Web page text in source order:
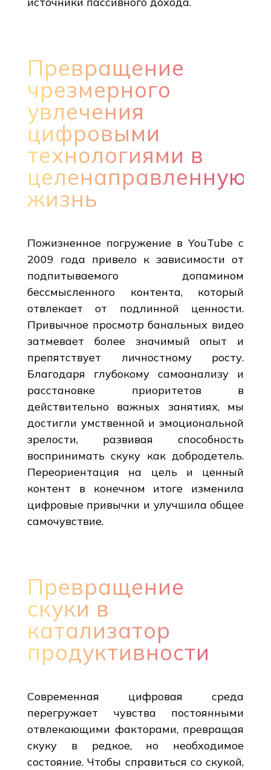
Превращение
чрезмерного
увлечения
цифровыми
технологиями в
целенаправленную
жизнь
Пожизненное погружение в YouTube с
2009 года привело к зависимости от
подпитываемого допамином
бессмысленного контента, который
отвлекает от подлинной ценности.
Привычное просмотр банальных видео
затмевает более значимый опыт и
препятствует личностному росту.
Благодаря глубокому самоанализу и
расстановке приоритетов в
действительно важных занятиях, мы
достигли умственной и эмоциональной
зрелости, развивая способность
воспринимать скуку как добродетель.
Переориентация на цель и ценный
контент в конечном итоге изменила
цифровые привычки и улучшила общее
самочувствие.
Превращение
скуки в
катализатор
продуктивности
Современная цифровая среда
перегружает чувства постоянными
отвлекающими факторами, превращая
скуку в редкое, но необходимое
состояние. Чтобы справиться со скукой,